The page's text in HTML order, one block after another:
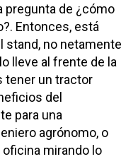
pregunta de ¿cómo
Entonces, está
stand, no netamente
lleve al frente de la
tener un tractor
del
para una
agrónomo, o
mirando lo